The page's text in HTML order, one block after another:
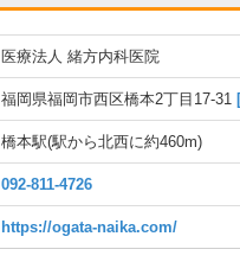
医療法人 緒方内科医院
福岡県福岡市西区橋本2丁目17-31
橋本駅(駅から北西に約460m)
092-811-4726
https://ogata-naika.com/